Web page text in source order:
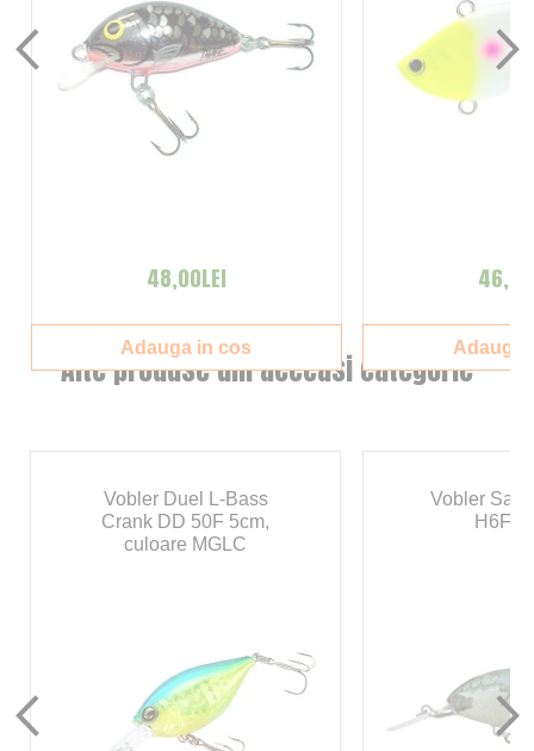
Alte produse din aceeasi categorie
Vobler Duel L-Bass
Crank DD 50F 5cm,
culoare MGLC
Vobler
H6F
48,00LEI
Adauga in cos Adauga